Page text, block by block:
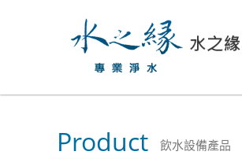
Product 飲水設備產品